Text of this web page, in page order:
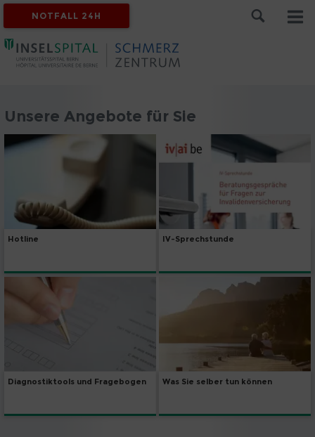
NOTFALL 24H
Unsere Angebote für Sie
Hotline IV-Sprechstunde
Diagnostiktools und Fragebogen Was Sie selber tun können